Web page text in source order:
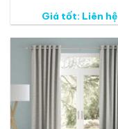
Giá tốt: Liên hệ